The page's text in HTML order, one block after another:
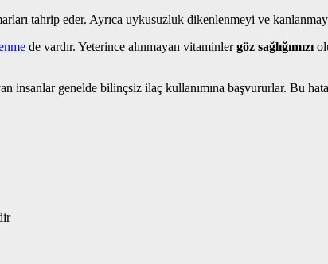
tahrip eder. Ayrıca uykusuzluk dikenlenmeyi ve
de vardır. Yeterince alınmayan vitaminlergöz sağlığımızı
genelde bilinçsiz ilaç kullanımına başvururlar. Bu